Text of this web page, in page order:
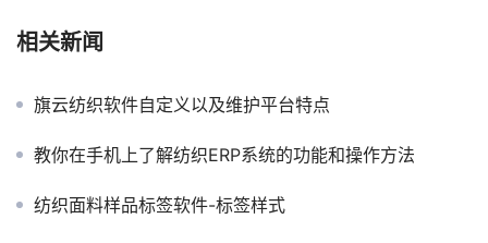
相关新闻
旗云纺织软件自定义以及维护平台特点
教你在手机上了解纺织ERP系统的功能和操作方法
纺织面料样品标签软件-标签样式